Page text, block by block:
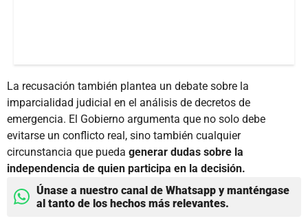
La recusación también plantea un debate sobre la
imparcialidad judicial en el análisis de decretos de
emergencia. El Gobierno argumenta que no solo debe
evitarse un conflicto real, sino también cualquier
circunstancia que pueda generar dudas sobre la
independencia de quien participa en la decisión.
Únase a nuestro canal de Whatsapp y manténgase
al tanto de los hechos más relevantes.